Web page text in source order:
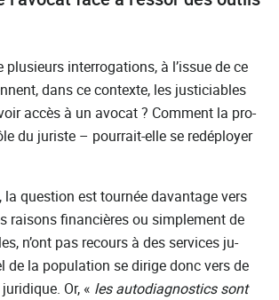
plusieurs interrogations, à l’issue de ce
dans ce contexte, les justiciables
accès à un avocat ? Comment la pro-
du juriste – pourrait-elle se redéployer
la question est tournée davantage vers
raisons financières ou simplement de
n’ont pas recours à des services ju-
de la population se dirige donc vers de
Or, « les autodiagnostics sont